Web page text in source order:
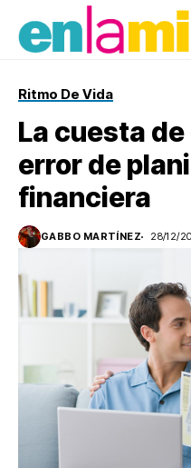
Ritmo De Vida
La cuesta
error de
financiera
GABBO MARTÍNEZ 28/12/